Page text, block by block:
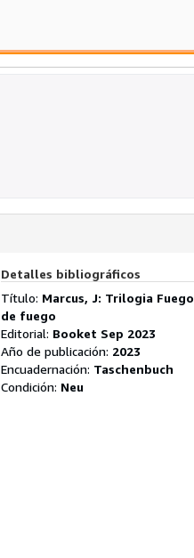
Detalles bibliográficos
Título: Marcus, J: Trilogia
de fuego
Editorial: Booket Sep 2023
Año de publicación: 2023
Encuadernación: Taschenbuch
Condición: Neu